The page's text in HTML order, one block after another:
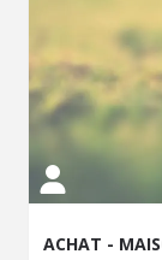
ACHAT -